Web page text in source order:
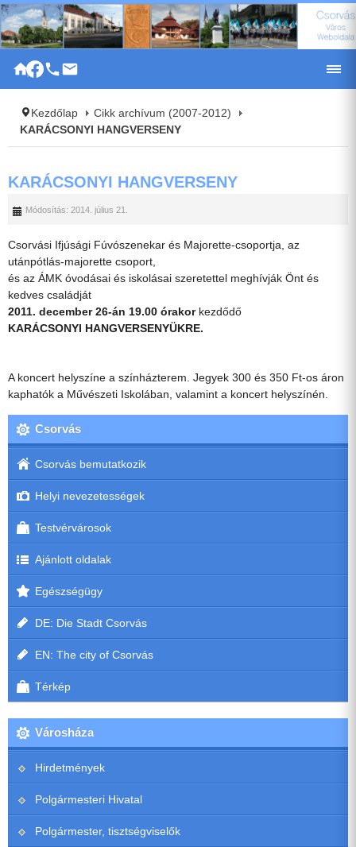
|
Kezdőlap
Cikk archívum (2007-2012)
KARÁCSONYI HANGVERSENY
KARÁCSONYI HANGVERSENY
Módosítás: 2014. július 21.
Csorvási Ifjúsági Fúvószenekar és Majorette-csoportja, az
utánpótlás-majorette csoport,
és az ÁMK óvodásai és iskolásai szeretettel meghívják Önt és
kedves családját
2011. december 26-án 19.00 órakorkezdődő
KARÁCSONYI HANGVERSENYÜKRE.
A koncert helyszíne a színházterem. Jegyek 300 és 350 Ft-os áron
kaphatók a Művészeti Iskolában, valamint a koncert helyszínén.
Csorvás
Csorvás bemutatkozik
Helyi nevezetességek
Testvérvárosok
Ajánlott oldalak
Egészségügy
DE: Die Stadt Csorvás
EN: The city of Csorvás
Térkép
Városháza
Hirdetmények
Polgármesteri Hivatal
Polgármester, tisztségviselők